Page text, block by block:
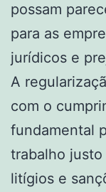
possam
para as
jurídicos e
A
com o
fundamental
trabalho
litígios e